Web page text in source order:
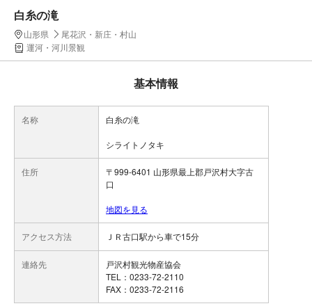
白糸の滝
山形県
尾花沢・新庄・村山
運河・河川景観
基本情報
名称 白糸の滝
シライトノタキ
住所
〒999-6401 山形県最上郡戸沢村大字古
口
地図を見る
アクセス方法 ＪＲ古口駅から車で15分
連絡先
戸沢村観光物産協会
TEL：0233-72-2110
FAX：0233-72-2116